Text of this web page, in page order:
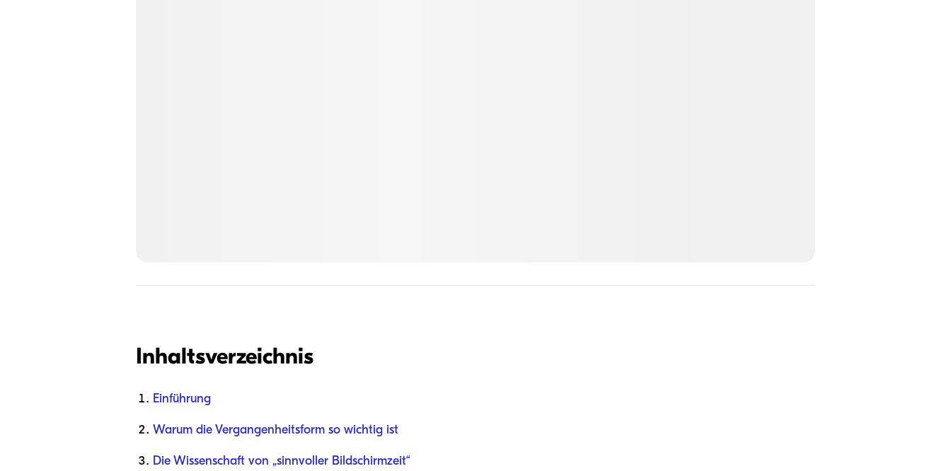
Inhaltsverzeichnis
Einführung
Warum die Vergangenheitsform so wichtig ist
Die Wissenschaft von „sinnvoller Bildschirmzeit“